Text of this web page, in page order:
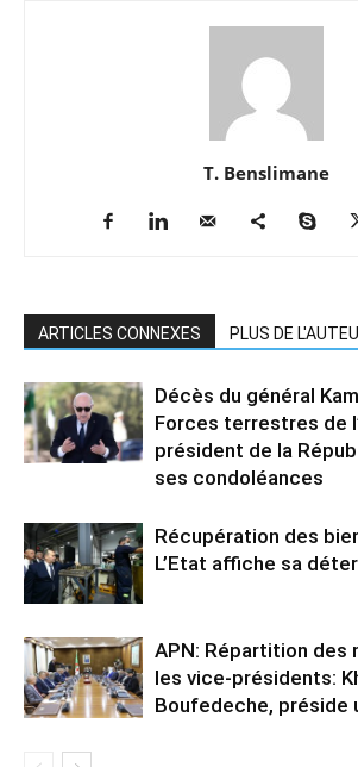
T. Benslimane
ARTICLES CONNEXES PLUS DE
Décès du général
Forces terrestres de
président de la
ses condoléances
Récupération des
L’Etat affiche sa
APN: Répartition des
les vice-présidents:
Boufedeche, préside